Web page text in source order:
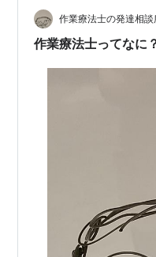
今回の記事ではその理
ます。 ①作業療法士は
作業療法士の発達相談
作業療法士ってなに